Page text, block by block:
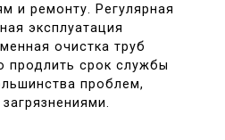
и ремонту. Регулярная
эксплуатация
очистка труб
продлить срок службы
проблем,